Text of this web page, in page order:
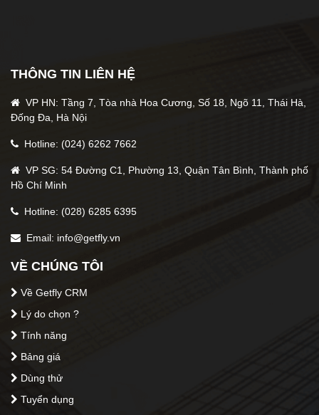
Tags
Cách tích chọn trường dữ liệu Khách hàng muốn
dữ liệu
không hiển thị optinform
Thông tin tác giả
THÔNG TIN LIÊN HỆ
VP HN: Tầng 7, Tòa nhà Hoa Cương, Số 18, Ngõ 11, Thái Hà,
Đống Đa, Hà Nội
Hotline: (024) 6262 7662
VP SG: 54 Đường C1, Phường 13, Quận Tân Bình, Thành phố
Hồ Chí Minh
Hotline: (028) 6285 6395
Email: info@getfly.vn
VỀ CHÚNG TÔI
Về Getfly CRM
Lý do chọn ?
Tính năng
Bảng giá
Dùng thử
Tuyển dụng